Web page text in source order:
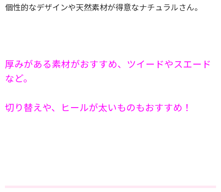
個性的なデザインや天然素材が得意なナチュラルさん。
厚みがある素材がおすすめ、ツイードやスエード
など。
切り替えや、ヒールが太いものもおすすめ！